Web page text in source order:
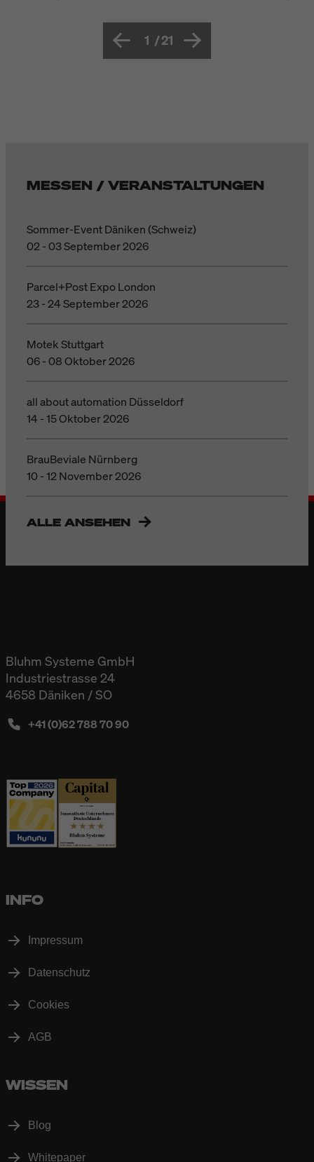
1 /21
MESSEN / VERANSTALTUNGEN
Sommer-Event Däniken (Schweiz)
02 - 03 September 2026
Parcel+Post Expo London
23 - 24 September 2026
Motek Stuttgart
06 - 08 Oktober 2026
all about automation Düsseldorf
14 - 15 Oktober 2026
BrauBeviale Nürnberg
10 - 12 November 2026
ALLE ANSEHEN
Bluhm Systeme GmbH
Industriestrasse 24
4658 Däniken / SO
+41 (0)62 788 70 90
INFO
Impressum
Datenschutz
Cookies
AGB
WISSEN
Blog
Whitepaper